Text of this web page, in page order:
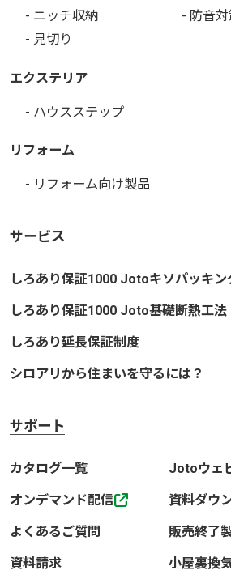
- ニッチ収納
- 防音対
- 見切り
エクステリア
- ハウスステップ
リフォーム
- リフォーム向け製品
サービス
しろあり保証1000 Jotoキソパッキン
しろあり保証1000 Joto基礎断熱工法
しろあり延長保証制度
シロアリから住まいを守るには？
サポート
カタログ一覧 Jotoウェ
オンデマンド配信 資料ダウ
よくあるご質問 販売終了
資料請求 小屋裏換